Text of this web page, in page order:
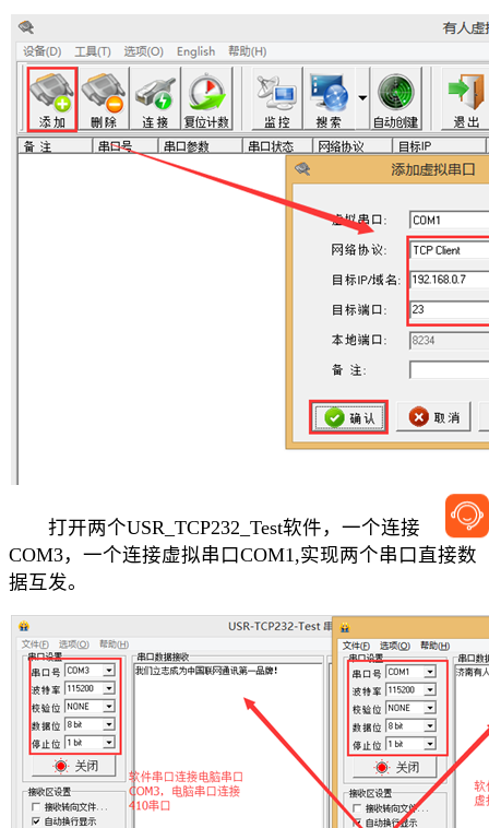
打开两个USR_TCP232_Test软件，一个连接
COM3，一个连接虚拟串口COM1,实现两个串口直接数
据互发。